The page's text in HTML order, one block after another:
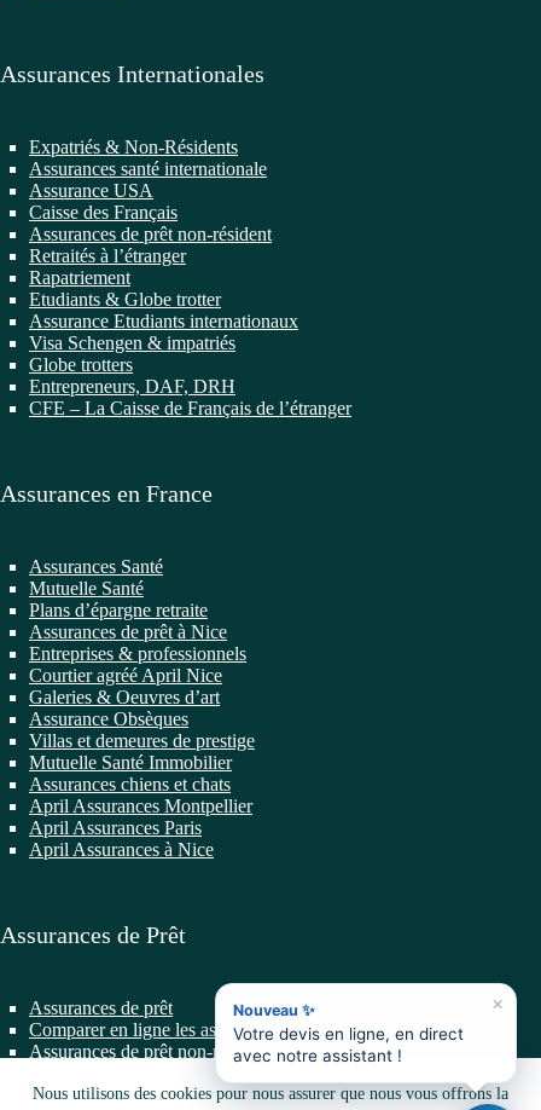
Nous utilisons des cookies pour nous assurer que nous vous offrons la
Assurances Internationales
Expatriés & Non-Résidents
Assurances santé internationale
Assurance USA
Caisse des Français
Assurances de prêt non-résident
Retraités à l’étranger
Rapatriement
Etudiants & Globe trotter
Assurance Etudiants internationaux
Visa Schengen & impatriés
Globe trotters
Entrepreneurs, DAF, DRH
CFE – La Caisse de Français de l’étranger
Assurances en France
Assurances Santé
Mutuelle Santé
Plans d’épargne retraite
Assurances de prêt à Nice
Entreprises & professionnels
Courtier agréé April Nice
Galeries & Oeuvres d’art
Assurance Obsèques
Villas et demeures de prestige
Mutuelle Santé Immobilier
Assurances chiens et chats
April Assurances Montpellier
April Assurances Paris
April Assurances à Nice
Assurances de Prêt
Assurances de prêt
Comparer en ligne les assurances de prêt
Assurances de prêt non-résidents
Changer d’Assurance de Prêt
Prêts professionnels
×
Nouveau ✨
Votre devis en ligne, en direct
avec notre assistant !